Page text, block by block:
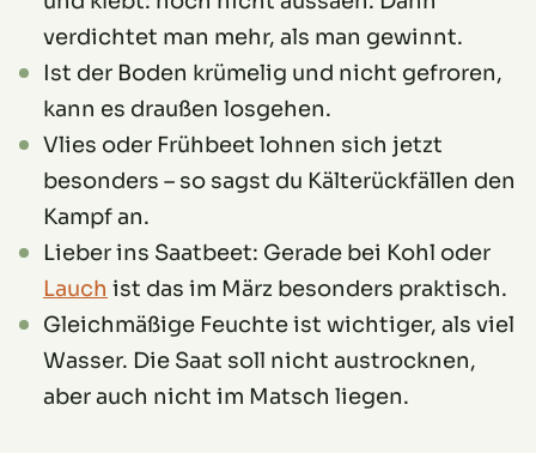
verdichtet man mehr, als man gewinnt.
Ist der Boden krümelig und nicht gefroren,
kann es draußen losgehen.
Vlies oder Frühbeet lohnen sich jetzt
besonders – so sagst du Kälterückfällen den
Kampf an.
Lieber ins Saatbeet: Gerade bei Kohl oder
Lauch ist das im März besonders praktisch.
Gleichmäßige Feuchte ist wichtiger, als viel
Wasser. Die Saat soll nicht austrocknen,
aber auch nicht im Matsch liegen.